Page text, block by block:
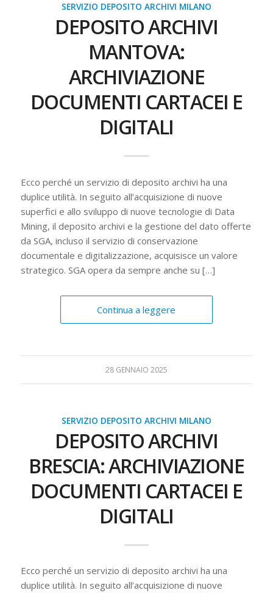
SERVIZIO DEPOSITO ARCHIVI MILANO
DEPOSITO ARCHIVI
MANTOVA:
ARCHIVIAZIONE
DOCUMENTI CARTACEI E
DIGITALI
Ecco perché un servizio di deposito archivi ha una
duplice utilità. In seguito all’acquisizione di nuove
superfici e allo sviluppo di nuove tecnologie di Data
Mining, il deposito archivi e la gestione del dato offerte
da SGA, incluso il servizio di conservazione
documentale e digitalizzazione, acquisisce un valore
strategico. SGA opera da sempre anche su […]
Continua a leggere
28 GENNAIO 2025
SERVIZIO DEPOSITO ARCHIVI MILANO
DEPOSITO ARCHIVI
BRESCIA: ARCHIVIAZIONE
DOCUMENTI CARTACEI E
DIGITALI
Ecco perché un servizio di deposito archivi ha una
duplice utilità. In seguito all’acquisizione di nuove